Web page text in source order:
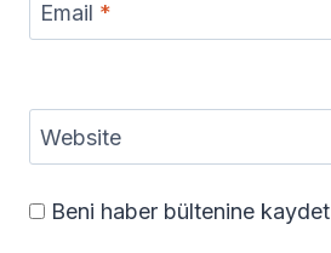
Email *
Website
Beni haber bültenine kaydet